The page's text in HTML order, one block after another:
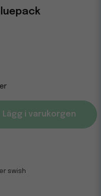
Lägg i varukorgen
swish